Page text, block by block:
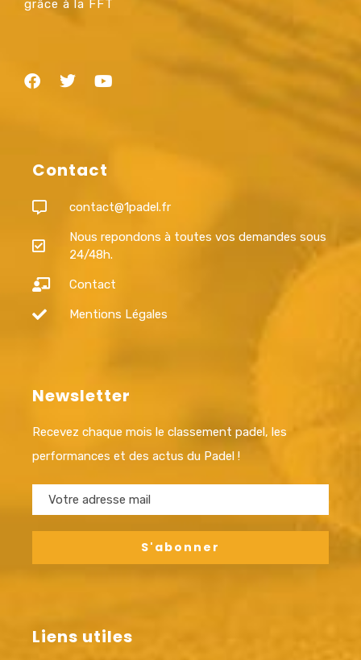
grâce à la FFT
Contact
contact@1padel.fr
Nous repondons à toutes vos demandes sous
24/48h.
Contact
Mentions Légales
Newsletter
Recevez chaque mois le classement padel, les
performances et des actus du Padel !
Liens utiles